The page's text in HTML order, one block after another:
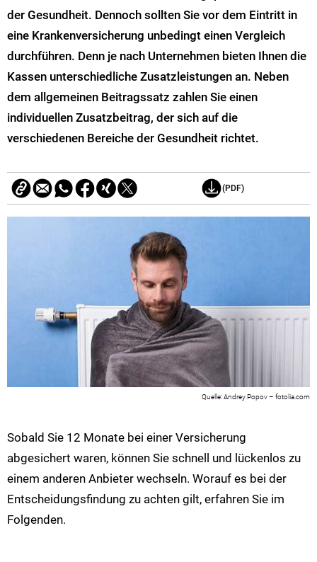
der Gesundheit. Dennoch sollten Sie vor dem Eintritt in
eine Krankenversicherung unbedingt einen Vergleich
durchführen. Denn je nach Unternehmen bieten Ihnen die
Kassen unterschiedliche Zusatzleistungen an. Neben
dem allgemeinen Beitragssatz zahlen Sie einen
individuellen Zusatzbeitrag, der sich auf die
verschiedenen Bereiche der Gesundheit richtet.
(PDF)
Andrey Popov – fotolia.com
Sobald Sie 12 Monate bei einer Versicherung
abgesichert waren, können Sie schnell und lückenlos zu
einem anderen Anbieter wechseln. Worauf es bei der
Entscheidungsfindung zu achten gilt, erfahren Sie im
Folgenden.